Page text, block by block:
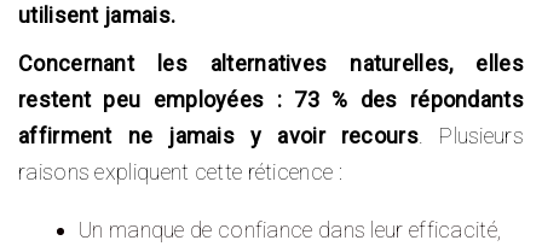
utilisent jamais.
Concernant les alternatives naturelles, elles
restent peu employées : 73 % des répondants
affirment ne jamais y avoir recours. Plusieurs
raisons expliquent cette réticence :
Un manque de confiance dans leur efficacité,